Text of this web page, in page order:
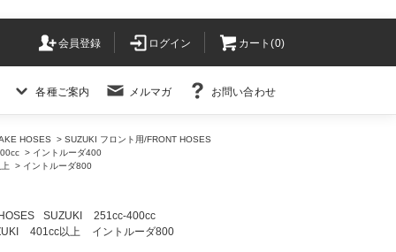
会員登録 ログイン カート(0)
各種ご案内 メルマガ お問い合わせ
HOSES > SUZUKI フロント用/FRONT HOSES
> イントルーダ400
> イントルーダ800
SUZUKI
251cc-400cc
401cc以上 イントルーダ800